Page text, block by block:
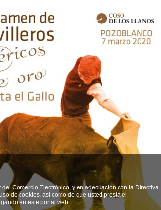
Comercio Electrónico, y en adecuación con la Directiva
de cookies, así como de que usted presta el
en este portal web.